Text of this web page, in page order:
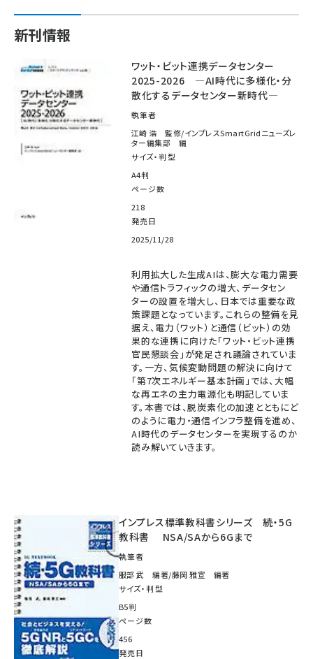
新刊情報
ワット・ビット連携データセンター
2025-2026 ―AI時代に多様化・分
散化するデータセンター新時代―
執筆者
江崎 浩 監修/インプレスSmartGridニューズレ
ター編集部 編
サイズ・判型
A4判
ページ数
218
発売日
2025/11/28
利用拡大した生成AIは、膨大な電力需要
や通信トラフィックの増大、データセン
ターの設置を増大し、日本では重要な政
策課題となっています。これらの整備を見
据え、電力（ワット）と通信（ビット）の効
果的な連携に向けた「ワット・ビット連携
官民懇談会」が発足され議論されていま
す。一方、気候変動問題の解決に向けて
「第7次エネルギー基本計画」では、大幅
な再エネの主力電源化も明記していま
す。本書では、脱炭素化の加速とともにど
のように電力・通信インフラ整備を進め、
AI時代のデータセンターを実現するのか
読み解いていきます。
インプレス標準教科書シリーズ 続・5G
教科書 NSA/SAから6Gまで
執筆者
服部 武 編著/藤岡 雅宣 編著
サイズ・判型
B5判
ページ数
456
発売日